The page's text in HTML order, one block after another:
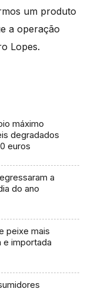
um produto
a operação
Lopes.
máximo
degradados
euros
a
do ano
peixe mais
e importada